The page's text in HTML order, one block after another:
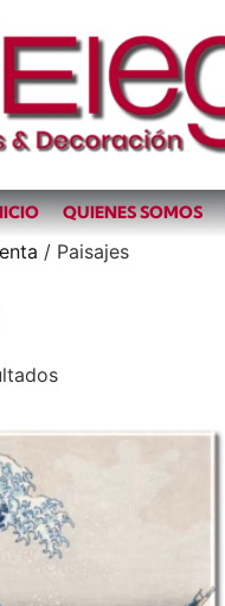
QUIENES SOMOS
/ Paisajes